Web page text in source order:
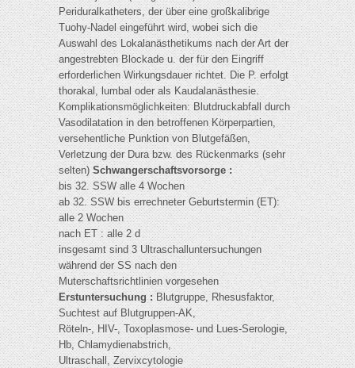
Periduralkatheters, der über eine großkalibrige
Tuohy-Nadel eingeführt wird, wobei sich die
Auswahl des Lokalanästhetikums nach der Art der
angestrebten Blockade u. der für den Eingriff
erforderlichen Wirkungsdauer richtet. Die P. erfolgt
thorakal, lumbal oder als Kaudalanästhesie.
Komplikationsmöglichkeiten: Blutdruckabfall durch
Vasodilatation in den betroffenen Körperpartien,
versehentliche Punktion von Blutgefäßen,
Verletzung der Dura bzw. des Rückenmarks (sehr
selten)Schwangerschaftsvorsorge :
bis 32. SSW alle 4 Wochen
ab 32. SSW bis errechneter Geburtstermin (ET):
alle 2 Wochen
nach ET : alle 2 d
insgesamt sind 3 Ultraschalluntersuchungen
während der SS nach den
Muterschaftsrichtlinien vorgesehen
Erstuntersuchung : Blutgruppe, Rhesusfaktor,
Suchtest auf Blutgruppen-AK,
Röteln-, HIV-, Toxoplasmose- und Lues-Serologie,
Hb, Chlamydienabstrich,
Ultraschall, Zervixcytologie